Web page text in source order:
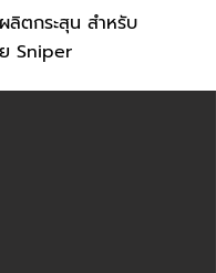
ลิตกระสุน สำหรับ
Sniper